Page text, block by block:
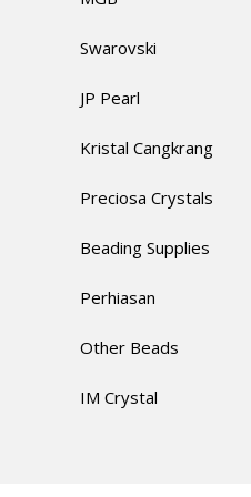
Swarovski
JP Pearl
Kristal Cangkrang
Preciosa Crystals
Beading Supplies
Perhiasan
Other Beads
IM Crystal